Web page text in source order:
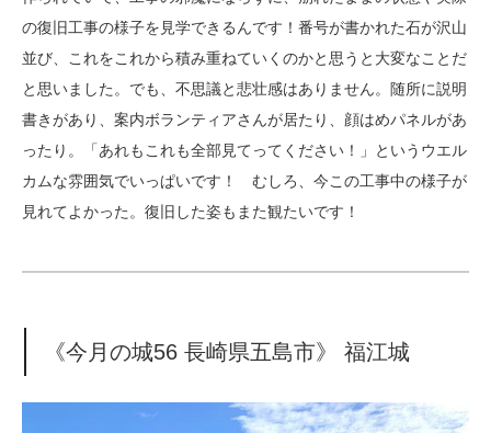
の復旧工事の様子を見学できるんです！番号が書かれた石が沢山
並び、これをこれから積み重ねていくのかと思うと大変なことだ
と思いました。でも、不思議と悲壮感はありません。随所に説明
書きがあり、案内ボランティアさんが居たり、顔はめパネルがあ
ったり。「あれもこれも全部見てってください！」というウエル
カムな雰囲気でいっぱいです！ むしろ、今この工事中の様子が
見れてよかった。復旧した姿もまた観たいです！
《今月の城56 長崎県五島市》 福江城